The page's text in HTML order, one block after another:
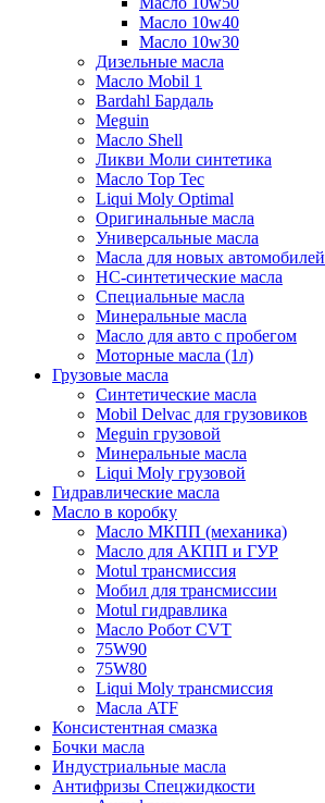
Масло 10w40
Масло 10w30
Дизельные масла
Масло Mobil 1
Bardahl Бардаль
Meguin
Масло Shell
Ликви Моли синтетика
Масло Top Tec
Liqui Moly Optimal
Оригинальные масла
Универсальные масла
Масла для новых автомобилей
HC-синтетические масла
Специальные масла
Минеральные масла
Масло для авто с пробегом
Моторные масла (1л)
Грузовые масла
Синтетические масла
Mobil Delvac для грузовиков
Meguin грузовой
Минеральные масла
Liqui Moly грузовой
Гидравлические масла
Масло в коробку
Масло МКПП (механика)
Масло для АКПП и ГУР
Motul трансмиссия
Мобил для трансмиссии
Motul гидравлика
Масло Робот CVT
75W90
75W80
Liqui Moly трансмиссия
Масла ATF
Консистентная смазка
Бочки масла
Индустриальные масла
Антифризы Спецжидкости